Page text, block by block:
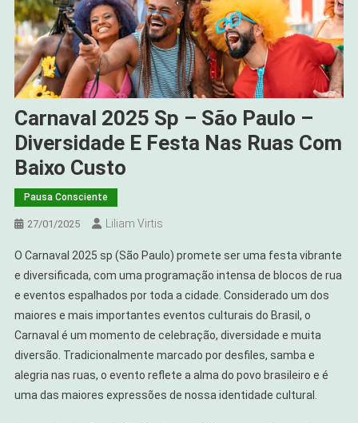
Carnaval 2025 Sp – São Paulo –
Diversidade E Festa Nas Ruas Com
Baixo Custo
Pausa Consciente
27/01/2025 Liliam Virtis
O Carnaval 2025 sp (São Paulo) promete ser uma festa vibrante
e diversificada, com uma programação intensa de blocos de rua
e eventos espalhados por toda a cidade. Considerado um dos
maiores e mais importantes eventos culturais do Brasil, o
Carnaval é um momento de celebração, diversidade e muita
diversão. Tradicionalmente marcado por desfiles, samba e
alegria nas ruas, o evento reflete a alma do povo brasileiro e é
uma das maiores expressões de nossa identidade cultural.